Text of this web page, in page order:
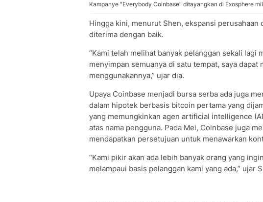
Kampanye "Everybody Coinbase" ditayangkan di Exosphere
Hingga kini, menurut Shen, ekspansi
diterima dengan baik.
“Kami telah melihat banyak pelanggan sekali lagi
menyimpan semuanya di satu tempat, saya dapat
menggunakannya,” ujar dia.
Upaya Coinbase menjadi bursa serba ada juga
dalam hipotek berbasis bitcoin pertama yang
yang memungkinkan agen artificial intelligence
atas nama pengguna. Pada Mei, Coinbase juga
mendapatkan persetujuan untuk menawarkan
“Kami pikir akan ada lebih banyak orang yang
melampaui basis pelanggan kami yang ada,” ujar